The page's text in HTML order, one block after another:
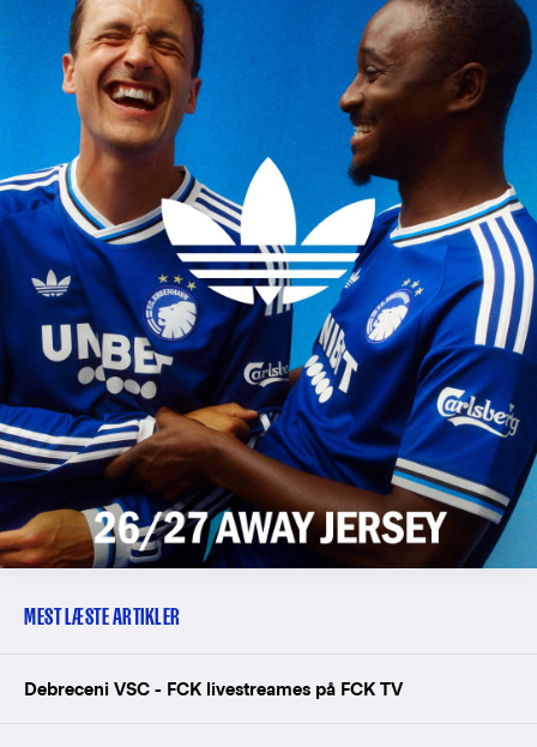
MEST LÆSTE ARTIKLER
Debreceni VSC - FCK livestreames på FCK TV